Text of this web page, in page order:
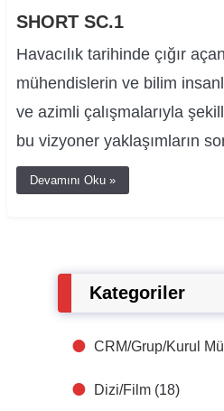
SHORT SC.1
Havacılık tarihinde çığır
mühendislerin ve bilim
ve azimli çalışmalarıyla
bu vizyoner yaklaşımların
Devamını Oku »
Kategoriler
CRM/Grup/Kurul
Dizi/Film (18)